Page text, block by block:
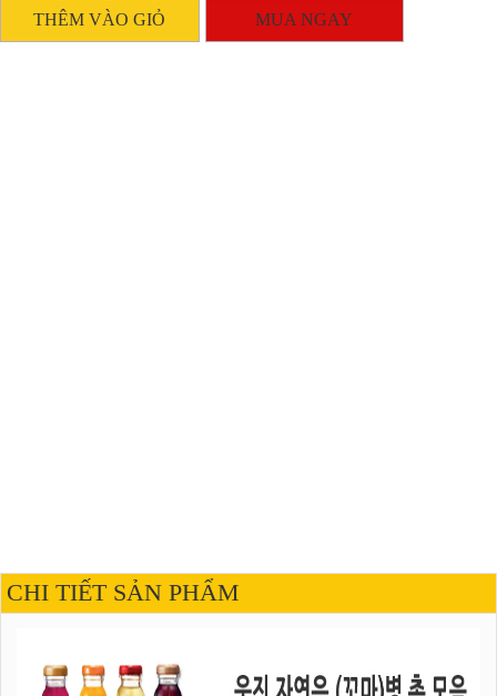
THÊM VÀO GIỎ MUA NGAY
CHI TIẾT SẢN PHẨM